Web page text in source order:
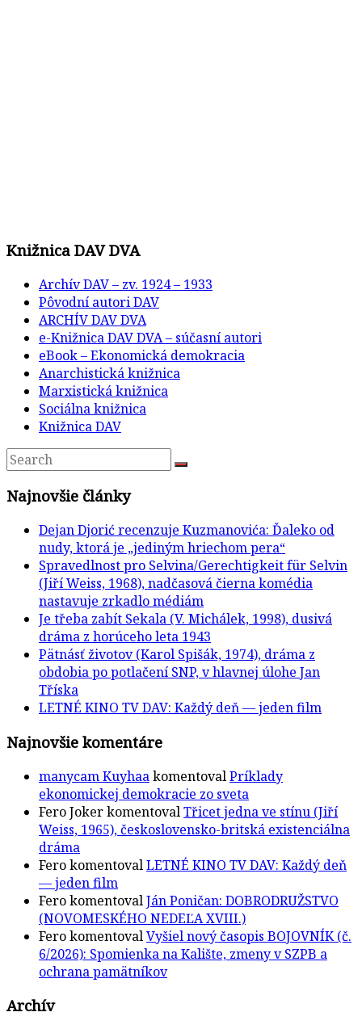
Knižnica DAV DVA
Archív DAV – zv. 1924 – 1933
Pôvodní autori DAV
ARCHÍV DAV DVA
e-Knižnica DAV DVA – súčasní autori
eBook – Ekonomická demokracia
Anarchistická knižnica
Marxistická knižnica
Sociálna knižnica
Knižnica DAV
Najnovšie články
Dejan Djorić recenzuje Kuzmanovića: Ďaleko od
nudy, ktorá je „jediným hriechom pera“
Spravedlnost pro Selvina/Gerechtigkeit für Selvin
(Jiří Weiss, 1968), nadčasová čierna komédia
nastavuje zrkadlo médiám
Je třeba zabít Sekala (V. Michálek, 1998), dusivá
dráma z horúceho leta 1943
Pätnásť životov (Karol Spišák, 1974), dráma z
obdobia po potlačení SNP, v hlavnej úlohe Jan
Tříska
LETNÉ KINO TV DAV: Každý deň — jeden film
Najnovšie komentáre
manycam KuyhaakomentovalPríklady
ekonomickej demokracie zo sveta
Fero JokerkomentovalTřicet jedna ve stínu (Jiří
Weiss, 1965), československo-britská existenciálna
dráma
FerokomentovalLETNÉ KINO TV DAV: Každý deň
— jeden film
FerokomentovalJán Poničan: DOBRODRUŽSTVO
(NOVOMESKÉHO NEDEĽA XVIII.)
FerokomentovalVyšiel nový časopis BOJOVNÍK (č.
6/2026): Spomienka na Kalište, zmeny v SZPB a
ochrana pamätníkov
Archív